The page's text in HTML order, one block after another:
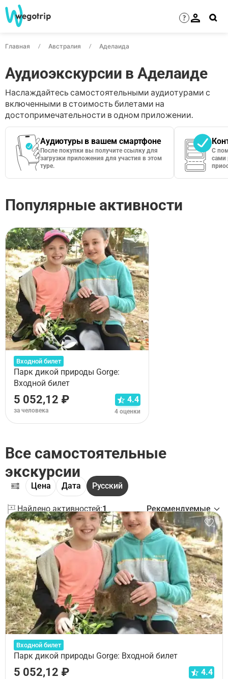
?
Главная Австралия Аделаида
Аудиоэкскурсии в Аделаиде
Наслаждайтесь самостоятельными аудиотурами с
включенными в стоимость билетами на
достопримечательности в одном приложении.
Аудиотуры в вашем смартфоне
После покупки вы получите ссылку для
загрузки приложения для участия в этом
туре.
С
сами
Популярные активности
Входной билет
Парк дикой природы Gorge:
Входной билет
5 052,12 ₽
за человека
4.4
4 оценки
Все самостоятельные
экскурсии
Цена Дата Русский
Найдено активностей:1 Рекомендуемые
Входной билет
Парк дикой природы Gorge: Входной билет
5 052,12 ₽ 4.4